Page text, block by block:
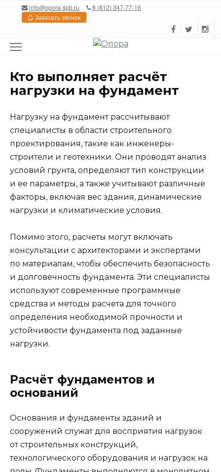
Перейтиinfo@opora-spb.ru
8 (812) 347-77-16
Заказать звонок
Кто выполняет расчёт
нагрузки на фундамент
Нагрузку на фундамент рассчитывают
специалисты в области строительного
проектирования, такие как инженеры-
строители и геотехники. Они проводят анализ
условий грунта, определяют тип конструкции
и ее параметры, а также учитывают различные
факторы, включая вес здания, динамические
нагрузки и климатические условия.
Помимо этого, расчеты могут включать
консультации с архитекторами и экспертами
по материалам, чтобы обеспечить безопасность
и долговечность фундамента. Эти специалисты
используют современные программные
средства и методы расчета для точного
определения необходимой прочности и
устойчивости фундамента под заданные
нагрузки.
Расчёт фундаментов и
оснований
Основания и фундаменты зданий и
сооружений служат для восприятия нагрузок
от строительных конструкций,
технологического оборудования и нагрузок на